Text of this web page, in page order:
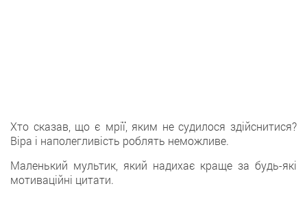
Хто сказав, що є мрії, яким не судилося здійснитися?
Віра і наполегливість роблять неможливе.
Маленький мультик, який надихає краще за будь-які
мотиваційні цитати.